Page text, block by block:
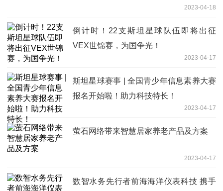
2023-04-18
倒计时！22支斯坦星球队伍即将出征
VEX世锦赛，为国争光！
2023-04-17
斯坦星球赛事 | 全国青少年信息素养大赛
报名开始啦！助力科技特长！
2023-04-17
萤石网络带来智慧居家养老产品及方案
2023-04-17
数智水务先行者前海海洋仪表科技 携手